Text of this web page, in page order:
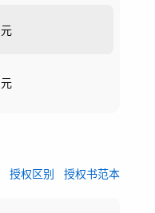
元
元
授权区别 授权书范本